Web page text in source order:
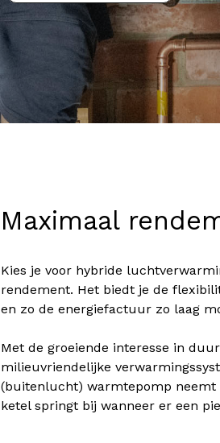
Maximaal
Kies je voor hybride
rendement. Het biedt je de
en zo de energiefactuur zo laag
Met de groeiende interesse in
milieuvriendelijke
(buitenlucht) warmtepomp neemt
ketel springt bij wanneer er een